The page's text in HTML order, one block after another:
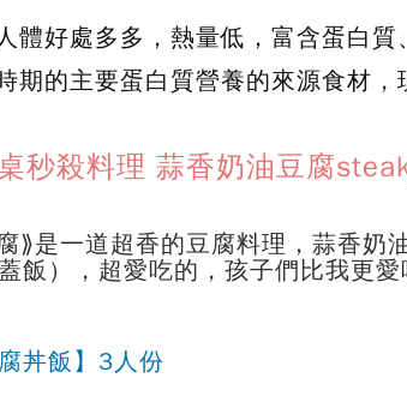
體好處多多，熱量低，富含蛋白
期的主要蛋白質營養的來源食材，
秒殺料理 蒜香奶油豆腐
⟫是一道超香的豆腐料理，蒜香奶
飯），超愛吃的，孩子們比我更
丼飯】3人份